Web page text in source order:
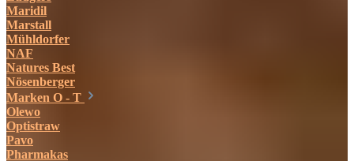
Maridil
Marstall
Mühldorfer
NAF
Natures Best
Nösenberger
Marken O - T
Olewo
Optistraw
Pavo
Pharmakas